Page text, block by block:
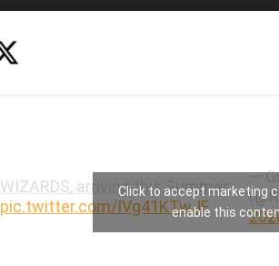
WIZARDS, arriving this Summer.
pic.twitter.com/IVg41KTwJF
—
Click to accept marketing
enable this